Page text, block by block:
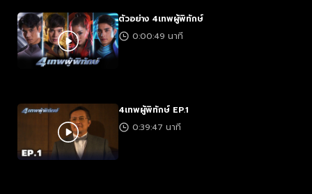
ตัวอย่าง 4เทพผู้พิทักษ์
0:00:49 นาที
4เทพผู้พิทักษ์ EP.1
0:39:47 นาที